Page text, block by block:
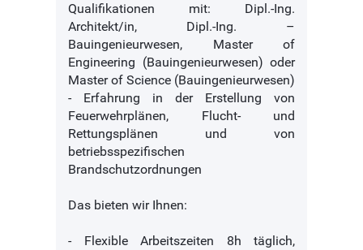
Qualifikationen mit: Dipl.-Ing.
Architekt/in, Dipl.-Ing. –
Bauingenieurwesen, Master of
Engineering (Bauingenieurwesen) oder
Master of Science (Bauingenieurwesen)
- Erfahrung in der Erstellung von
Feuerwehrplänen, Flucht- und
Rettungsplänen und von
betriebsspezifischen
Brandschutzordnungen
Das bieten wir Ihnen:
- Flexible Arbeitszeiten 8h täglich,